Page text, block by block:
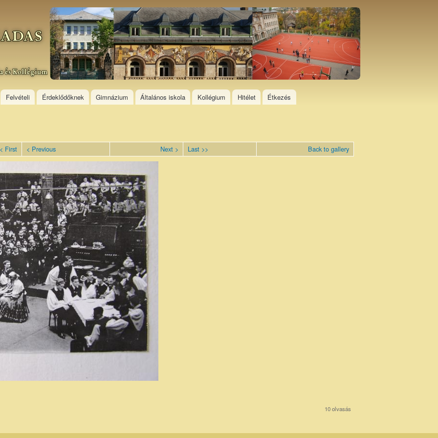
Skip to
main
content
Felvételi Érdeklődőknek Gimnázium Általános iskola Kollégium Hitélet Étkezés
First < Previous Next > Last >> Back to gallery
10 olvasás